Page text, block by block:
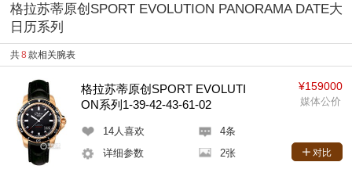
格拉苏蒂原创SPORT EVOLUTION PANORAMA DATE大
日历系列
共8 款相关腕表
格拉苏蒂原创SPORT EVOLUTI
ON系列1-39-42-43-61-02
14人喜欢
4条
详细参数
2张
¥159000
媒体公价
对比